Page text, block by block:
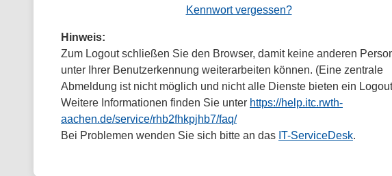
Kennwort vergessen?
Hinweis:
Zum Logout schließen Sie den Browser, damit keine anderen
unter Ihrer Benutzerkennung weiterarbeiten können. (Eine zentrale
Abmeldung ist nicht möglich und nicht alle Dienste bieten ein
Weitere Informationen finden Sie unter https://help.itc.rwth-
aachen.de/service/rhb2fhkpjhb7/faq/
Bei Problemen wenden Sie sich bitte an das IT-ServiceDesk.